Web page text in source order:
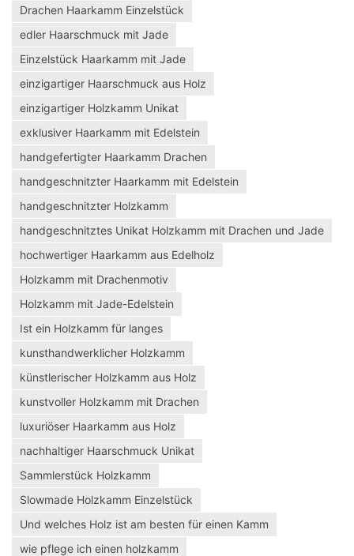
Drachen Haarkamm Einzelstück
edler Haarschmuck mit Jade
Einzelstück Haarkamm mit Jade
einzigartiger Haarschmuck aus Holz
einzigartiger Holzkamm Unikat
exklusiver Haarkamm mit Edelstein
handgefertigter Haarkamm Drachen
handgeschnitzter Haarkamm mit Edelstein
handgeschnitzter Holzkamm
handgeschnitztes Unikat Holzkamm mit Drachen und Jade
hochwertiger Haarkamm aus Edelholz
Holzkamm mit Drachenmotiv
Holzkamm mit Jade-Edelstein
Ist ein Holzkamm für langes
kunsthandwerklicher Holzkamm
künstlerischer Holzkamm aus Holz
kunstvoller Holzkamm mit Drachen
luxuriöser Haarkamm aus Holz
nachhaltiger Haarschmuck Unikat
Sammlerstück Holzkamm
Slowmade Holzkamm Einzelstück
Und welches Holz ist am besten für einen Kamm
wie pflege ich einen holzkamm